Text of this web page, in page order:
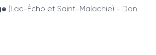
(Lac-Écho et Saint-Malachie) - Don